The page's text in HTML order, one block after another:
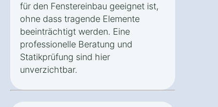
für den Fenstereinbau geeignet ist,
ohne dass tragende Elemente
beeinträchtigt werden. Eine
professionelle Beratung und
Statikprüfung sind hier
unverzichtbar.